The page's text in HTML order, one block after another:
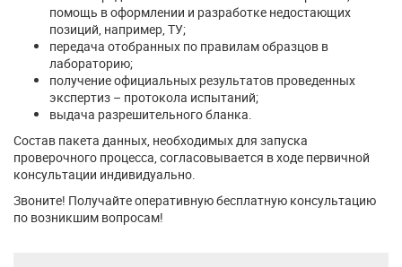
помощь в оформлении и разработке недостающих
позиций, например, ТУ;
передача отобранных по правилам образцов в
лабораторию;
получение официальных результатов проведенных
экспертиз – протокола испытаний;
выдача разрешительного бланка.
Состав пакета данных, необходимых для запуска
проверочного процесса, согласовывается в ходе первичной
консультации индивидуально.
Звоните! Получайте оперативную бесплатную консультацию
по возникшим вопросам!